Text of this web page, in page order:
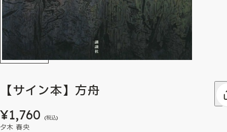
【サイン本】方舟
¥1,760 (税込)
夕木 春央